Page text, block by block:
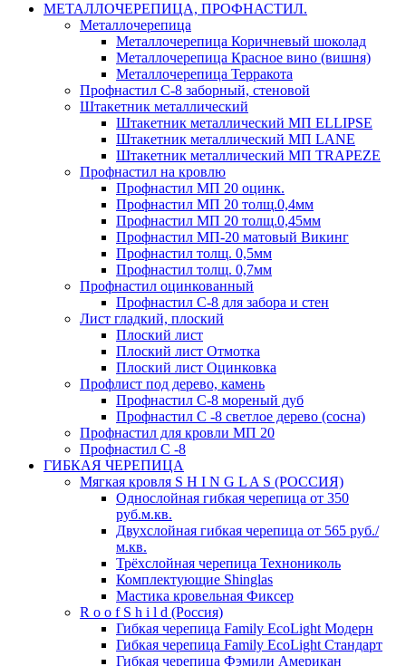
МЕТАЛЛОЧЕРЕПИЦА, ПРОФНАСТИЛ.
Металлочерепица
Металлочерепица Коричневый шоколад
Металлочерепица Красное вино (вишня)
Металлочерепица Терракота
Профнастил С-8 заборный, стеновой
Штакетник металлический
Штакетник металлический МП ELLIPSE
Штакетник металлический МП LАNE
Штакетник металлический МП TRAPEZE
Профнастил на кровлю
Профнастил МП 20 оцинк.
Профнастил МП 20 толщ.0,4мм
Профнастил МП 20 толщ.0,45мм
Профнастил МП-20 матовый Викинг
Профнастил толщ. 0,5мм
Профнастил толщ. 0,7мм
Профнастил оцинкованный
Профнастил С-8 для забора и стен
Лист гладкий, плоский
Плоский лист
Плоский лист Отмотка
Плоский лист Оцинковка
Профлист под дерево, камень
Профнастил С-8 мореный дуб
Профнастил С -8 светлое дерево (сосна)
Профнастил для кровли МП 20
Профнастил С -8
ГИБКАЯ ЧЕРЕПИЦА
Мягкая кровля S H I N G L A S (РОССИЯ)
Однослойная гибкая черепица от 350
руб.м.кв.
Двухслойная гибкая черепица от 565 руб./
м.кв.
Трёхслойная черепица Технониколь
Комплектующие Shinglas
Мастика кровельная Фиксер
R o o f S h i l d (Россия)
Гибкая черепица Family ЕсоLight Модерн
Гибкая черепица Family ЕсоLight Стандарт
Гибкая черепица Фэмили Американ